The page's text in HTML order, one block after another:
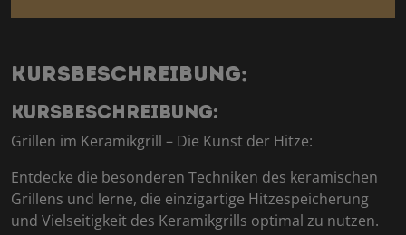
Kursbeschreibung:
Kursbeschreibung:
Grillen im Keramikgrill – Die Kunst der Hitze:
Entdecke die besonderen Techniken des keramischen
Grillens und lerne, die einzigartige Hitzespeicherung
und Vielseitigkeit des Keramikgrills optimal zu nutzen.